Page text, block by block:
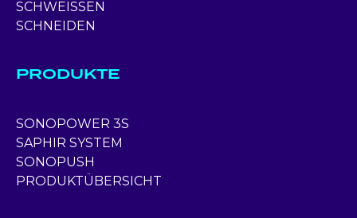
SCHWEISSEN
SCHNEIDEN
PRODUKTE
SONOPOWER 3S
SAPHIR SYSTEM
SONOPUSH
PRODUKTÜBERSICHT